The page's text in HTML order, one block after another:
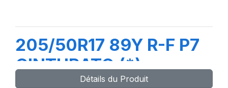
205/50R17 89Y R-F P7
CINTURATO (*)
Détails du Produit